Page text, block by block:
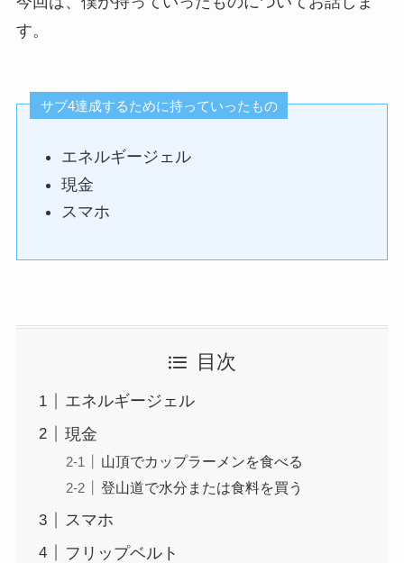
す。
サブ4達成するために持っていったもの
エネルギージェル
現金
スマホ
目次
エネルギージェル
現金
山頂でカップラーメンを食べる
登山道で水分または食料を買う
スマホ
フリップベルト